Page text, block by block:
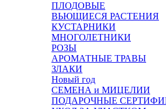
ПЛОДОВЫЕ
ВЬЮЩИЕСЯ РАСТЕНИЯ
КУСТАРНИКИ
МНОГОЛЕТНИКИ
РОЗЫ
АРОМАТНЫЕ ТРАВЫ
ЗЛАКИ
Новый год
СЕМЕНА и МИЦЕЛИИ
ПОДАРОЧНЫЕ